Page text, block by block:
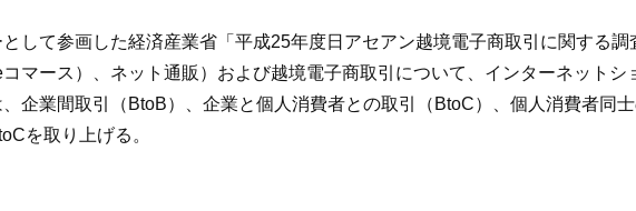
して参画した経済産業省「平成25年度日アセアン越境電子商取引に関する
マース）、ネット通販）および越境電子商取引について、インターネット
企業間取引（BtoB）、企業と個人消費者との取引（BtoC）、個人消費者同
を取り上げる。